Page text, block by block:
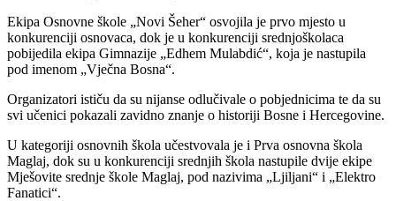
Ekipa Osnovne škole „Novi Šeher“ osvojila je prvo mjesto u
konkurenciji osnovaca, dok je u konkurenciji srednjoškolaca
pobijedila ekipa Gimnazije „Edhem Mulabdić“, koja je nastupila
pod imenom „Vječna Bosna“.
Organizatori ističu da su nijanse odlučivale o pobjednicima te da su
svi učenici pokazali zavidno znanje o historiji Bosne i Hercegovine.
U kategoriji osnovnih škola učestvovala je i Prva osnovna škola
Maglaj, dok su u konkurenciji srednjih škola nastupile dvije ekipe
Mješovite srednje škole Maglaj, pod nazivima „Ljiljani“ i „Elektro
Fanatici“.